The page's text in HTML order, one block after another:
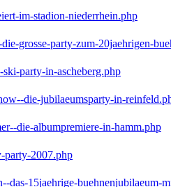
im-stadion-niederrhein.php
grosse-party-zum-20jaehrigen-
party-in-ascheberg.php
die-jubilaeumsparty-in-
die-albumpremiere-in-hamm.php
party-2007.php
das-15jaehrige-buehnenjubilaeum-